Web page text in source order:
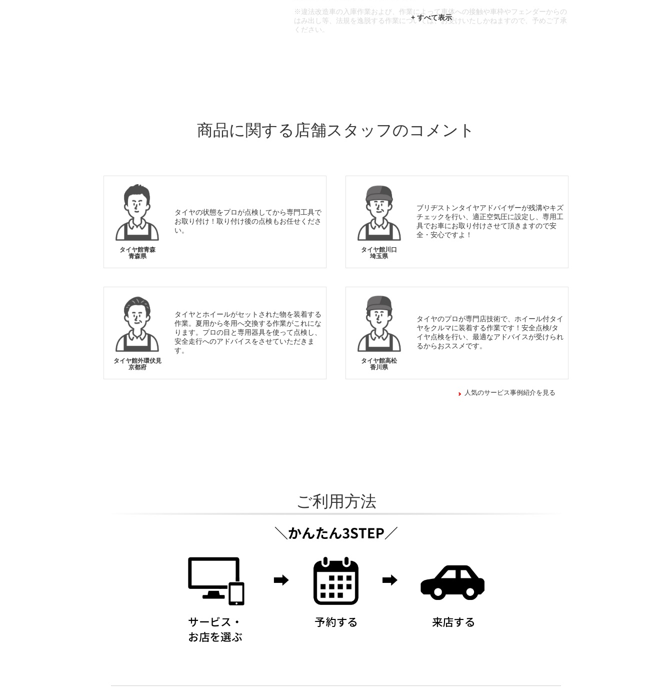
※違法改造車の入庫作業および、作業によって車体への接触や車枠やフェンダーからの
はみ出し等、法規を逸脱する作業については、お受けいたしかねますので、予めご了承
ください。
商品に関する店舗スタッフのコメント
タイヤ館青森
青森県
タイヤの状態をプロが点検してから専門工具で
お取り付け！取り付け後の点検もお任せくださ
い。
タイヤ館川口
埼玉県
ブリヂストンタイヤアドバイザーが残溝やキズ
チェックを行い、適正空気圧に設定し、専用工
具でお車にお取り付けさせて頂きますので安
全・安心ですよ！
タイヤ館外環伏見
京都府
タイヤとホイールがセットされた物を装着する
作業。夏用から冬用へ交換する作業がこれにな
ります。プロの目と専用器具を使って点検し、
安全走行へのアドバイスをさせていただきま
す。
タイヤ館高松
香川県
タイヤのプロが専門店技術で、ホイール付タイ
ヤをクルマに装着する作業です！安全点検/タ
イヤ点検を行い、最適なアドバイスが受けられ
るからおススメです。
人気のサービス事例紹介を見る
ご利用方法